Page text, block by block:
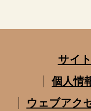
サイ
個人情
ウェブアク